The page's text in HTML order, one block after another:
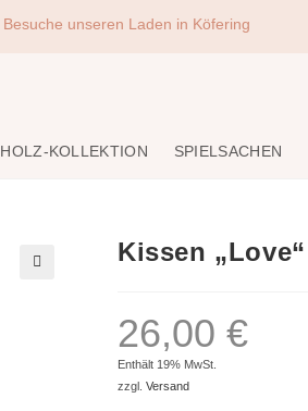
Besuche unseren Laden in Köfering
HOLZ-KOLLEKTION SPIELSACHEN
Kissen „Love“
26,00 €
Enthält 19% MwSt.
zzgl. Versand